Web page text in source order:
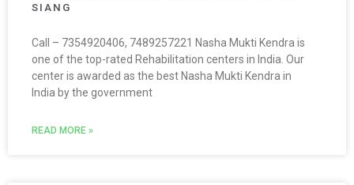
SIANG
Call – 7354920406, 7489257221 Nasha Mukti Kendra is
one of the top-rated Rehabilitation centers in India. Our
center is awarded as the best Nasha Mukti Kendra in
India by the government
READ MORE »